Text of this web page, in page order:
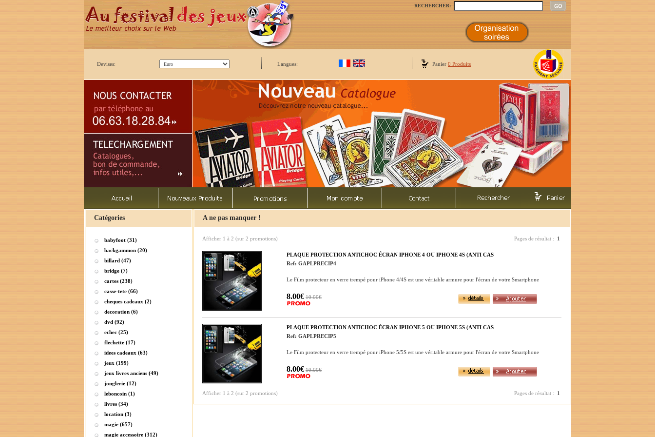
RECHERCHER:
Devises: Langues: Panier 0 Produits
Catégories
babyfoot (31)
backgammon (20)
billard (47)
bridge (7)
cartes (238)
casse-tete (66)
cheques cadeaux (2)
decoration (6)
dvd (92)
echec (25)
flechette (17)
idees cadeaux (63)
jeux (199)
jeux livres anciens (49)
jonglerie (12)
leboncoin (1)
livres (34)
location (3)
magie (657)
magie accessoire (312)
A ne pas manquer !
Afficher 1 à 2 (sur 2 promotions) Pages de résultat : 1
PLAQUE PROTECTION ANTICHOC ÉCRAN IPHONE 4 OU IPHONE 4S (ANTI CAS
Ref: GAPLPRECIP4
Le Film protecteur en verre trempé pour iPhone 4/4S est une véritable armure pour l'écran de votre Smartphone
8.00€ 10.00€
PLAQUE PROTECTION ANTICHOC ÉCRAN IPHONE 5 OU IPHONE 5S (ANTI CAS
Ref: GAPLPRECIP5
Le Film protecteur en verre trempé pour iPhone 5/5S est une véritable armure pour l'écran de votre Smartphone
8.00€ 10.00€
Afficher 1 à 2 (sur 2 promotions) Pages de résultat : 1